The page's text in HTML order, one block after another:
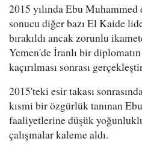
2015 yılında Ebu Muhammed
sonucu diğer bazı El Kaide
bırakıldı ancak zorunlu
Yemen'de İranlı bir
kaçırılması sonrası
2015'teki esir takası
kısmi bir özgürlük tanınan
faaliyetlerine düşük
çalışmalar kaleme aldı.